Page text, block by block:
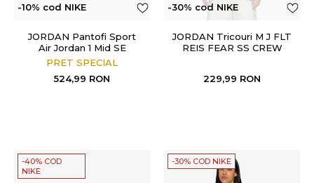
-10% cod NIKE
JORDAN Pantofi Sport
Air Jordan 1 Mid SE
PRET SPECIAL
524,99 RON
-30% cod NIKE
JORDAN Tricouri M J FLT
REIS FEAR SS CREW
229,99 RON
-40% COD
NIKE
-30% COD NIKE